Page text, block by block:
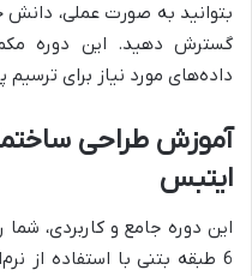
بتوانید به صورت عملی، دانش
گسترش دهید. این دوره
داده‌های مورد نیاز برای
ایتبس
این دوره جامع و کاربردی،